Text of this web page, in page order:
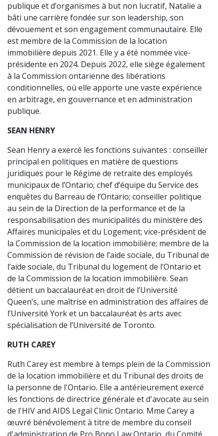
publique et d’organismes à but non lucratif, Natalie a
bâti une carrière fondée sur son leadership, son
dévouement et son engagement communautaire. Elle
est membre de la Commission de la location
immobilière depuis 2021. Elle y a été nommée vice-
présidente en 2024. Depuis 2022, elle siège également
à la Commission ontarienne des libérations
conditionnelles, où elle apporte une vaste expérience
en arbitrage, en gouvernance et en administration
publique.
SEAN HENRY
Sean Henry a exercé les fonctions suivantes : conseiller
principal en politiques en matière de questions
juridiques pour le Régime de retraite des employés
municipaux de l’Ontario; chef d’équipe du Service des
enquêtes du Barreau de l’Ontario; conseiller politique
au sein de la Direction de la performance et de la
responsabilisation des municipalités du ministère des
Affaires municipales et du Logement; vice-président de
la Commission de la location immobilière; membre de la
Commission de révision de l’aide sociale, du Tribunal de
l’aide sociale, du Tribunal du logement de l’Ontario et
de la Commission de la location immobilière. Sean
détient un baccalauréat en droit de l’Université
Queen’s, une maîtrise en administration des affaires de
l’Université York et un baccalauréat ès arts avec
spécialisation de l’Université de Toronto.
RUTH CAREY
Ruth Carey est membre à temps plein de la Commission
de la location immobilière et du Tribunal des droits de
la personne de l'Ontario. Elle a antérieurement exercé
les fonctions de directrice générale et d'avocate au sein
de l'HIV and AIDS Legal Clinic Ontario. Mme Carey a
œuvré bénévolement à titre de membre du conseil